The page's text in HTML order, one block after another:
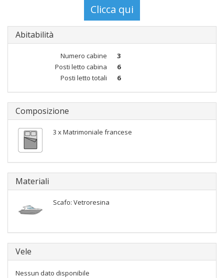
Abitabilità
Numero cabine
3
Posti letto cabina
6
Posti letto totali
6
Composizione
3 x Matrimoniale francese
Materiali
Scafo: Vetroresina
Vele
Nessun dato disponibile